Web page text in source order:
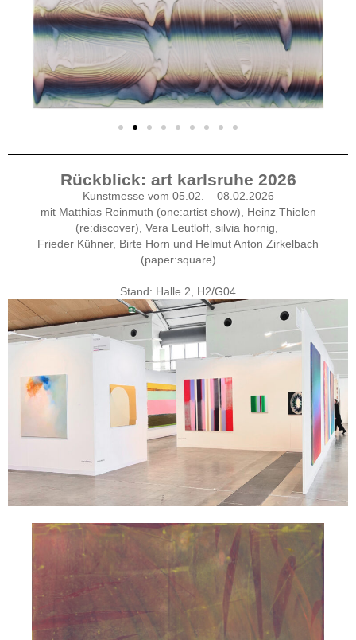
Rückblick: art karlsruhe 2026
Kunstmesse vom 05.02. – 08.02.2026
mit Matthias Reinmuth (one:artist show), Heinz Thielen
(re:discover), Vera Leutloff, silvia hornig,
Frieder Kühner, Birte Horn und Helmut Anton Zirkelbach
(paper:square)
Stand: Halle 2, H2/G04